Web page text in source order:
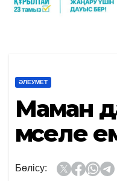
ӘЛЕУМЕТ
Маман
мәселе
Бөлісу: